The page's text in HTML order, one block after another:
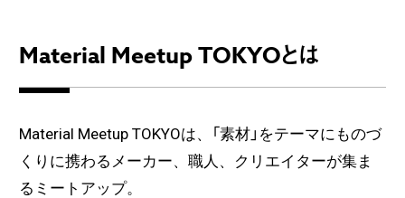
Material Meetup TOKYOとは
Material Meetup TOKYOは、「素材」をテーマにものづ
くりに携わるメーカー、職人、クリエイターが集ま
るミートアップ。